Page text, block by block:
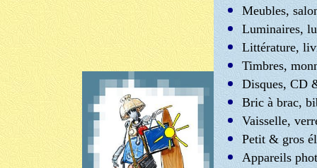
Meubles,
Luminaires,
Littérature,
Timbres,
Disques, CD
Bric à brac,
Vaisselle,
Petit & gros
Appareils